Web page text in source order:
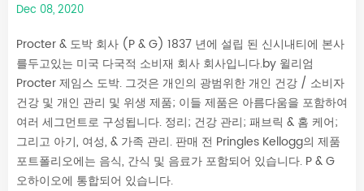
Dec 08, 2020
Procter & 도박 회사 (P & G) 1837 년에 설립 된 신시내티에 본사
를두고있는 미국 다국적 소비재 회사 회사입니다.by 윌리엄
Procter 제임스 도박. 그것은 개인의 광범위한 개인 건강 / 소비자
건강 및 개인 관리 및 위생 제품; 이들 제품은 아름다움을 포함하여
여러 세그먼트로 구성됩니다. 정리; 건강 관리; 패브릭 & 홈 케어;
그리고 아기, 여성, & 가족 관리. 판매 전 Pringles Kellogg의 제품
포트폴리오에는 음식, 간식 및 음료가 포함되어 있습니다. P & G
오하이오에 통합되어 있습니다.